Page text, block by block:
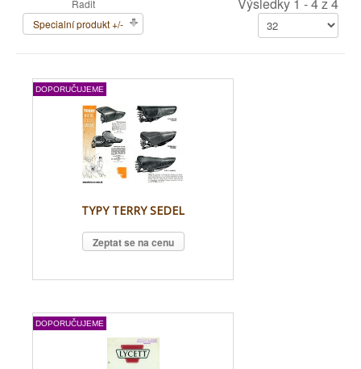
Řadit
Specialní produkt +/-
DOPORUČUJEME
TYPY TERRY SEDEL
Zeptat se na cenu
DOPORUČUJEME